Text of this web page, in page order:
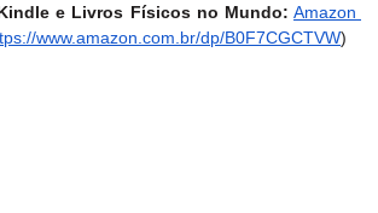
e Livros Físicos no Mundo: Amazon
www.amazon.com.br/dp/B0F7CGCTVW)